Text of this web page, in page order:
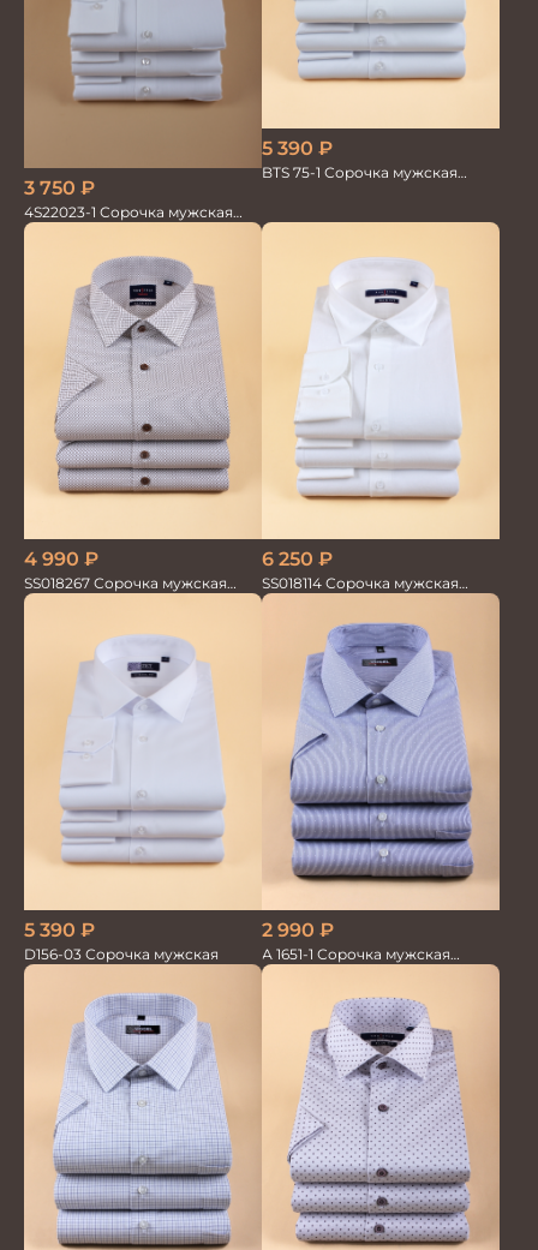
3 750 ₽
4S22023-1 Сорочка мужская
белая
5 390 ₽
BTS 75-1 Сорочка мужская
4 990 ₽
SS018267 Сорочка мужская
кор.рукав GROSTYLE TRENDY
6 250 ₽
SS018114 Сорочка мужская
GROSTYLE PRIME
5 390 ₽
D156-03 Сорочка мужская
2 990 ₽
А 1651-1 Сорочка мужская
кор.рукав